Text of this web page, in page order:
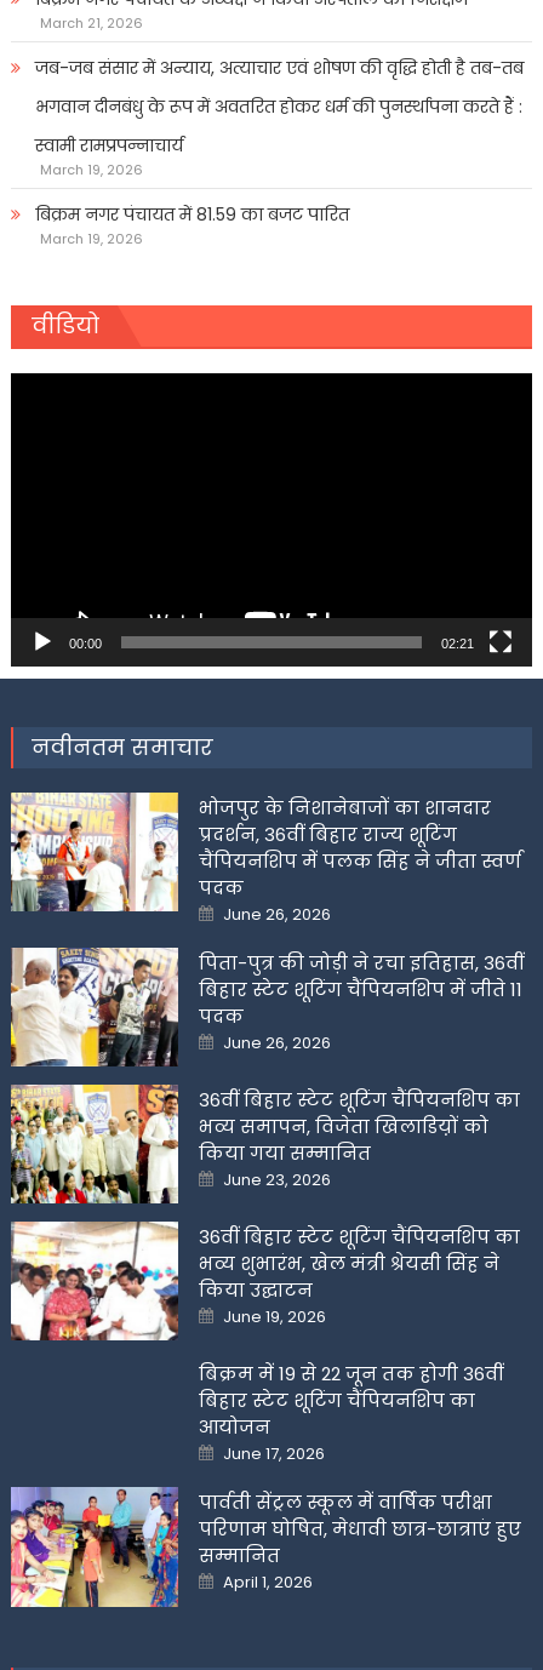
March 21, 2026
जब-जब संसार में अन्याय, अत्याचार एवं शोषण की वृद्धि होती है तब-तब
भगवान दीनबंधु के रूप में अवतरित होकर धर्म की पुनर्स्थापना करते हैं :
स्वामी रामप्रपन्नाचार्य
March 19, 2026
बिक्रम नगर पंचायत में 81.59 का बजट पारित
March 19, 2026
वीडियो
00:00 02:21
नवीनतम समाचार
भोजपुर के निशानेबाजों का शानदार
प्रदर्शन, 36वीं बिहार राज्य शूटिंग
चैंपियनशिप में पलक सिंह ने जीता स्वर्ण
पदक
Posted
on
June 26, 2026
पिता-पुत्र की जोड़ी ने रचा इतिहास, 36वीं
बिहार स्टेट शूटिंग चैंपियनशिप में जीते 11
पदक
Posted
on
June 26, 2026
36वीं बिहार स्टेट शूटिंग चैंपियनशिप का
भव्य समापन, विजेता खिलाडिय़ों को
किया गया सम्मानित
Posted
on
June 23, 2026
36वीं बिहार स्टेट शूटिंग चैंपियनशिप का
भव्य शुभारंभ, खेल मंत्री श्रेयसी सिंह ने
किया उद्घाटन
Posted
on
June 19, 2026
बिक्रम में 19 से 22 जून तक होगी 36वीं
बिहार स्टेट शूटिंग चैंपियनशिप का
आयोजन
Posted
on
June 17, 2026
पार्वती सेंट्रल स्कूल में वार्षिक परीक्षा
परिणाम घोषित, मेधावी छात्र-छात्राएं हुए
सम्मानित
Posted
on
April 1, 2026